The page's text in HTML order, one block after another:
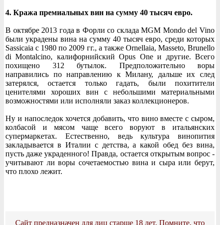
4. Кража премиальных вин на сумму 40 тысяч евро.
В октябре 2013 года в Форли со склада MGM Mondo del Vino
были украдены вина на сумму 40 тысяч евро, среди которых
Sassicaia с 1980 по 2009 гг., а также Ornellaia, Masseto, Brunello
di Montalcino, калифорнийский Opus One и другие. Всего
похищено 312 бутылок. Предположительно воры
направились по направлению к Милану, дальше их след
затерялся, остается только гадать, были похитители
ценителями хороших вин с небольшими материальными
возможностями или исполняли заказ коллекционеров.
Ну и напоследок хочется добавить, что вино вместе с сыром,
колбасой и мясом чаще всего воруют в итальянских
супермаркетах. Естественно, ведь культура винопития
закладывается в Италии с детства, а какой обед без вина,
пусть даже украденного! Правда, остается открытым вопрос -
учитывают ли воры сочетаемостью вина и сыра или берут,
что плохо лежит.
Сайт предназначен для лиц старше 18 лет. Помните, что